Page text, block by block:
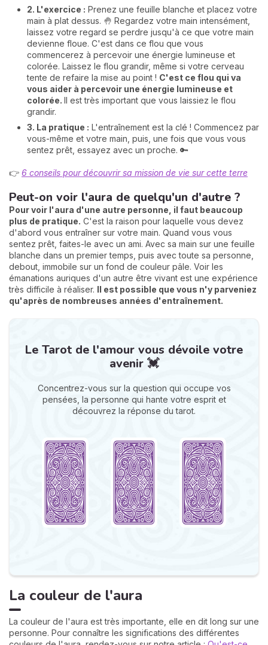
2. L'exercice : Prenez une feuille blanche et placez votre
main à plat dessus. 🤚 Regardez votre main intensément,
laissez votre regard se perdre jusqu'à ce que votre main
devienne floue. C'est dans ce flou que vous
commencerez à percevoir une énergie lumineuse et
colorée. Laissez le flou grandir, même si votre cerveau
tente de refaire la mise au point ! C'est ce flou qui va
vous aider à percevoir une énergie lumineuse et
colorée. Il est très important que vous laissiez le flou
grandir.
3. La pratique : L'entraînement est la clé ! Commencez par
vous-même et votre main, puis, une fois que vous vous
sentez prêt, essayez avec un proche. 🔑
👉 6 conseils pour découvrir sa mission de vie sur cette terre
Peut-on voir l'aura de quelqu'un d'autre ?
Pour voir l'aura d'une autre personne, il faut beaucoup
plus de pratique. C'est la raison pour laquelle vous devez
d'abord vous entraîner sur votre main. Quand vous vous
sentez prêt, faites-le avec un ami. Avec sa main sur une feuille
blanche dans un premier temps, puis avec toute sa personne,
debout, immobile sur un fond de couleur pâle. Voir les
émanations auriques d'un autre être vivant est une expérience
très difficile à réaliser. Il est possible que vous n'y parveniez
qu'après de nombreuses années d'entraînement.
Le Tarot de l'amour vous dévoile votre
avenir 💓
Concentrez-vous sur la question qui occupe vos
pensées, la personne qui hante votre esprit et
découvrez la réponse du tarot.
La couleur de l'aura
La couleur de l'aura est très importante, elle en dit long sur une
personne. Pour connaître les significations des différentes